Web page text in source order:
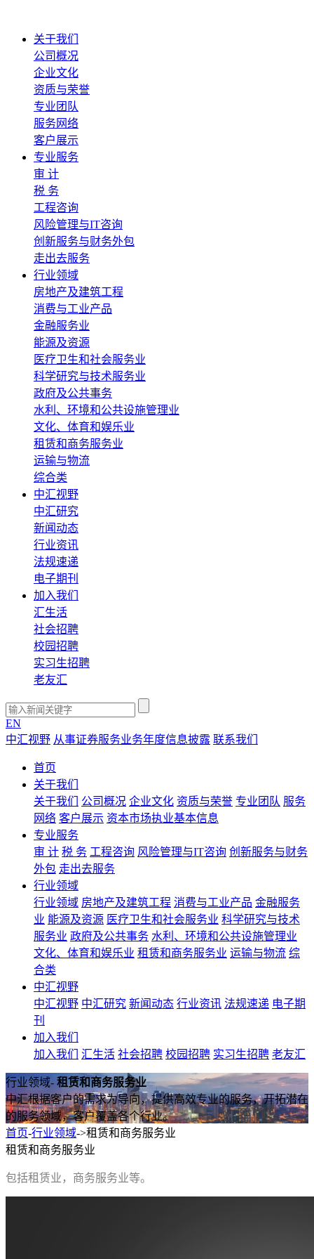
关于我们
公司概况
企业文化
资质与荣誉
专业团队
服务网络
客户展示
专业服务
审 计
税 务
工程咨询
风险管理与IT咨询
创新服务与财务外包
走出去服务
行业领域
房地产及建筑工程
消费与工业产品
金融服务业
能源及资源
医疗卫生和社会服务业
科学研究与技术服务业
政府及公共事务
水利、环境和公共设施管理业
文化、体育和娱乐业
租赁和商务服务业
运输与物流
综合类
中汇视野
中汇研究
新闻动态
行业资讯
法规速递
电子期刊
加入我们
汇生活
社会招聘
校园招聘
实习生招聘
老友汇
EN
中汇视野 从事证券服务业务年度信息披露 联系我们
首页
关于我们
关于我们
公司概况 企业文化 资质与荣誉 专业团队 服务
网络 客户展示 资本市场执业基本信息
专业服务
审 计 税 务 工程咨询 风险管理与IT咨询 创新服务与财务
外包 走出去服务
行业领域
行业领域 房地产及建筑工程 消费与工业产品 金融服务
业 能源及资源 医疗卫生和社会服务业 科学研究与技术
服务业 政府及公共事务 水利、环境和公共设施管理业
文化、体育和娱乐业 租赁和商务服务业 运输与物流 综
合类
中汇视野
中汇视野 中汇研究 新闻动态 行业资讯 法规速递 电子期
刊
加入我们
加入我们
汇生活 社会招聘 校园招聘 实习生招聘 老友汇
行业领域- 租赁和商务服务业
中汇根据客户的需求为导向，提供高效专业的服务，开拓潜在
的服务领域，客户覆盖各个行业。
首页-行业领域->租赁和商务服务业
租赁和商务服务业
包括租赁业，商务服务业等。